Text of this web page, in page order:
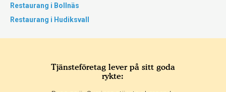
Restaurang i Bollnäs
Restaurang i Hudiksvall
Tjänsteföretag lever på sitt goda
rykte: